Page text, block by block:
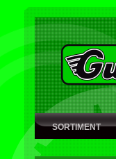
SORTIMENT